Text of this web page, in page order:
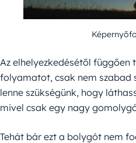
Az elhelyezkedésétől függően
folyamatot, csak nem szabad
lenne szükségünk, hogy
mivel csak egy nagy
Tehát bár ezt a bolygót nem